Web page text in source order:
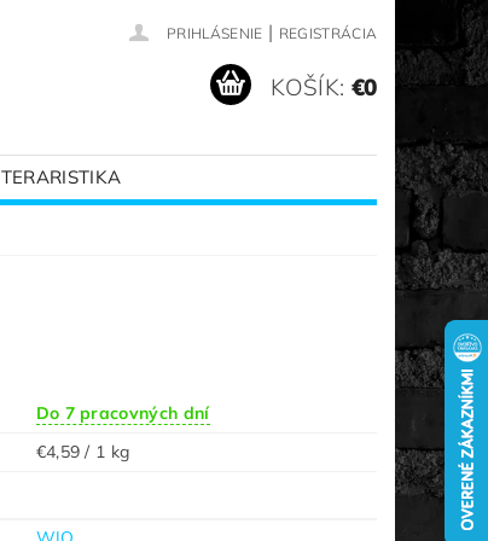
PRIHLÁSENIE | REGISTRÁCIA
KOŠÍK: €0
TERARISTIKA
Do 7 pracovných dní
€4,59 / 1 kg